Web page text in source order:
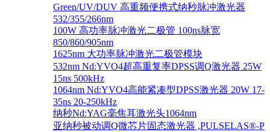
Green/UV/DUV 高重频便携式纳秒脉冲激光器
532/355/266nm
100W 高功率脉冲激光二极管 100ns脉宽
850/860/905nm
1625nm 大功率脉冲激光二极管模块
532nm Nd:YVO4超高重复率DPSS调Q激光器 25W
15ns 500kHz
1064nm Nd:YVO4高能紧凑型DPSS激光器 20W 17-
35ns 20-250kHz
纳秒Nd:YAG毫焦耳激光头1064nm
亚纳秒被动调Q微芯片固态激光器 ,PULSELAS®-P